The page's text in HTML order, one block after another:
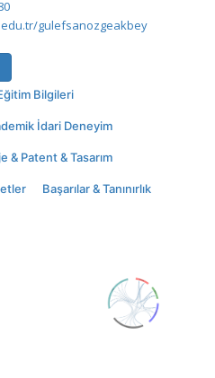
gulefsanozgeakbey
Bilgileri
İdari Deneyim
& Patent & Tasarım
Başarılar & Tanınırlık